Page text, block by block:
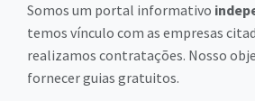
Somos um portal informativo
temos vínculo com as empresas
realizamos contratações. Nosso
fornecer guias gratuitos.